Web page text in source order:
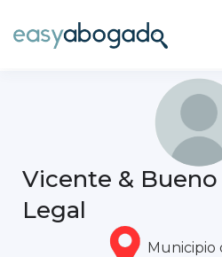
Vicente & Bueno
Legal
Municipio